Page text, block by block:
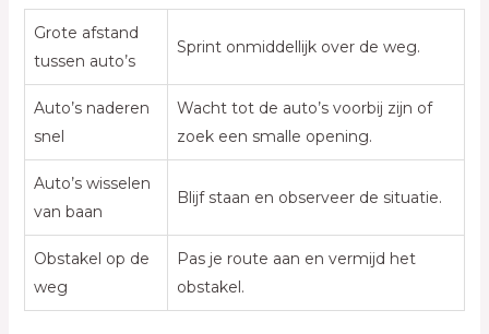
Grote afstand
tussen auto’s
Sprint onmiddellijk over de weg.
Auto’s naderen
snel
Wacht tot de auto’s voorbij zijn of
zoek een smalle opening.
Auto’s wisselen
van baan
Blijf staan en observeer de situatie.
Obstakel op de
weg
Pas je route aan en vermijd het
obstakel.